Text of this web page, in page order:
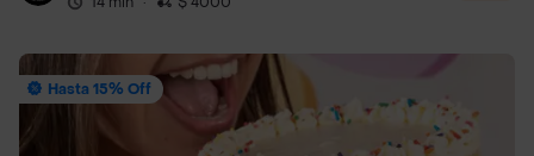
Hasta 15% Off